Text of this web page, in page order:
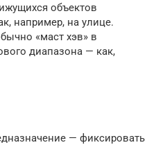
объектов
например, на улице.
«маст хэв» в
диапазона — как,
— фиксировать